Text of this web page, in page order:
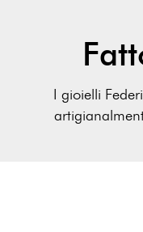
I gioielli